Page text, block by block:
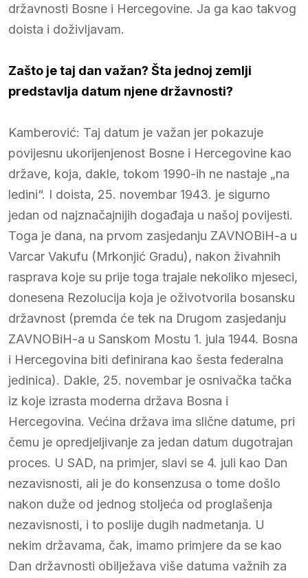
državnosti Bosne i Hercegovine. Ja ga kao takvog
doista i doživljavam.
Zašto je taj dan važan? Šta jednoj zemlji
predstavlja datum njene državnosti?
Kamberović: Taj datum je važan jer pokazuje
povijesnu ukorijenjenost Bosne i Hercegovine kao
države, koja, dakle, tokom 1990-ih ne nastaje „na
ledini“. I doista, 25. novembar 1943. je sigurno
jedan od najznačajnijih događaja u našoj povijesti.
Toga je dana, na prvom zasjedanju ZAVNOBiH-a u
Varcar Vakufu (Mrkonjić Gradu), nakon živahnih
rasprava koje su prije toga trajale nekoliko mjeseci,
donesena Rezolucija koja je oživotvorila bosansku
državnost (premda će tek na Drugom zasjedanju
ZAVNOBiH-a u Sanskom Mostu 1. jula 1944. Bosna
i Hercegovina biti definirana kao šesta federalna
jedinica). Dakle, 25. novembar je osnivačka tačka
iz koje izrasta moderna država Bosna i
Hercegovina. Većina država ima slične datume, pri
čemu je opredjeljivanje za jedan datum dugotrajan
proces. U SAD, na primjer, slavi se 4. juli kao Dan
nezavisnosti, ali je do konsenzusa o tome došlo
nakon duže od jednog stoljeća od proglašenja
nezavisnosti, i to poslije dugih nadmetanja. U
nekim državama, čak, imamo primjere da se kao
Dan državnosti obilježava više datuma važnih za